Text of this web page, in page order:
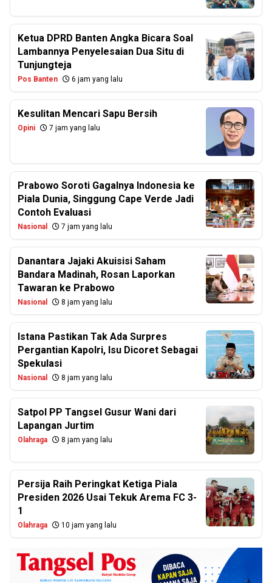
Ketua DPRD Banten Angka Bicara Soal
Lambannya Penyelesaian Dua Situ di
Tunjungteja
Pos Banten 6 jam yang lalu
Kesulitan Mencari Sapu Bersih
Opini 7 jam yang lalu
Prabowo Soroti Gagalnya Indonesia ke
Piala Dunia, Singgung Cape Verde Jadi
Contoh Evaluasi
Nasional 7 jam yang lalu
Danantara Jajaki Akuisisi Saham
Bandara Madinah, Rosan Laporkan
Tawaran ke Prabowo
Nasional 8 jam yang lalu
Istana Pastikan Tak Ada Surpres
Pergantian Kapolri, Isu Dicoret Sebagai
Spekulasi
Nasional 8 jam yang lalu
Satpol PP Tangsel Gusur Wani dari
Lapangan Jurtim
Olahraga 8 jam yang lalu
Persija Raih Peringkat Ketiga Piala
Presiden 2026 Usai Tekuk Arema FC 3-
1
Olahraga 10 jam yang lalu